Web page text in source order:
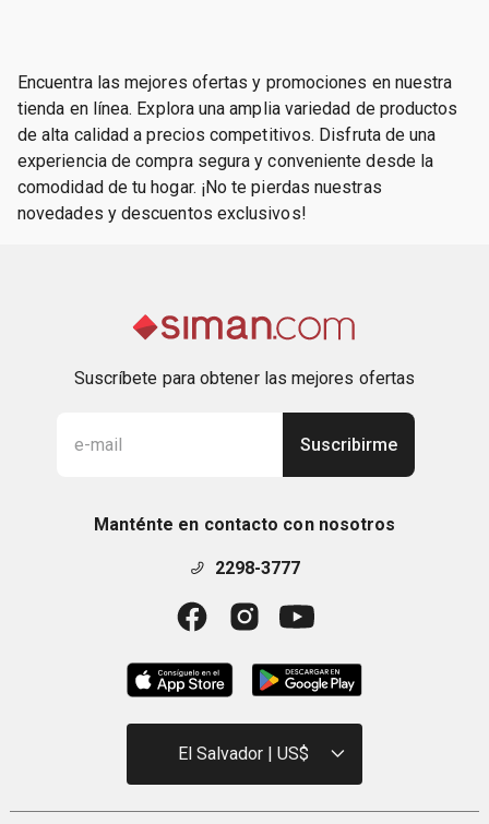
Encuentra las mejores ofertas y promociones en nuestra
tienda en línea. Explora una amplia variedad de productos
de alta calidad a precios competitivos. Disfruta de una
experiencia de compra segura y conveniente desde la
comodidad de tu hogar. ¡No te pierdas nuestras
novedades y descuentos exclusivos!
Suscríbete para obtener las mejores ofertas
Suscribirme
Manténte en contacto con nosotros
2298-3777
El Salvador | US$